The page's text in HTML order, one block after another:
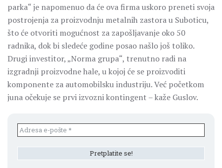
parka“ je napomenuo da će ova firma uskoro preneti svoja
postrojenja za proizvodnju metalnih zastora u Suboticu,
što će otvoriti mogućnost za zapošljavanje oko 50
radnika, dok bi sledeće godine posao našlo još toliko.
Drugi investitor, „Norma grupa“, trenutno radi na
izgradnji proizvodne hale, u kojoj će se proizvoditi
komponente za automobilsku industriju. Već početkom
juna očekuje se prvi izvozni kontingent – kaže Guslov.